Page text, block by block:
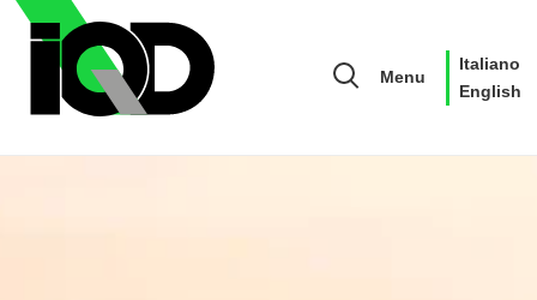
Menu
Italiano
English